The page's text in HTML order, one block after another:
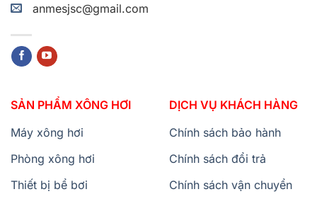
anmesjsc@gmail.com
SẢN PHẨM XÔNG HƠI
Máy xông hơi
Phòng xông hơi
Thiết bị bể bơi
DỊCH VỤ KHÁCH HÀNG
Chính sách bảo hành
Chính sách đổi trả
Chính sách vận chuyển